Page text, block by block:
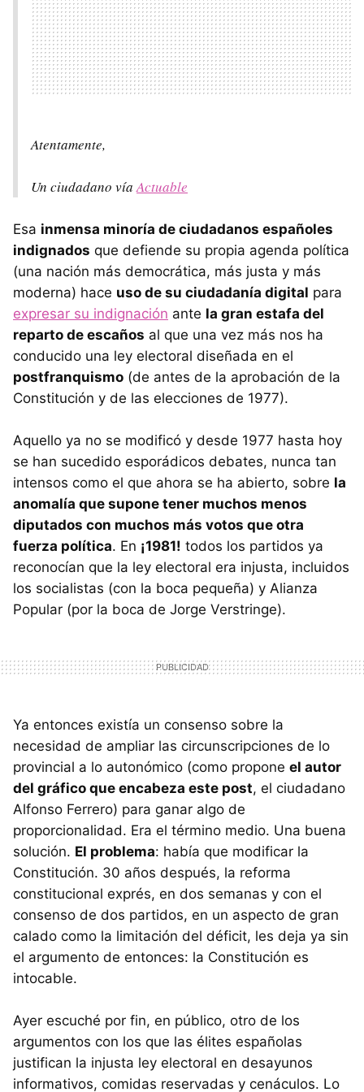
Atentamente,
Un ciudadano víaActuable
Esa inmensa minoría de ciudadanos españoles
indignados que defiende su propia agenda política
(una nación más democrática, más justa y más
moderna) hace uso de su ciudadanía digital para
expresar su indignación ante la gran estafa del
reparto de escaños al que una vez más nos ha
conducido una ley electoral diseñada en el
postfranquismo (de antes de la aprobación de la
Constitución y de las elecciones de 1977).
Aquello ya no se modificó y desde 1977 hasta hoy
se han sucedido esporádicos debates, nunca tan
intensos como el que ahora se ha abierto, sobre la
anomalía que supone tener muchos menos
diputados con muchos más votos que otra
fuerza política. En ¡1981! todos los partidos ya
reconocían que la ley electoral era injusta, incluidos
los socialistas (con la boca pequeña) y Alianza
Popular (por la boca de Jorge Verstringe).
Ya entonces existía un consenso sobre la
necesidad de ampliar las circunscripciones de lo
provincial a lo autonómico (como propone el autor
del gráfico que encabeza este post, el ciudadano
Alfonso Ferrero) para ganar algo de
proporcionalidad. Era el término medio. Una buena
solución. El problema: había que modificar la
Constitución. 30 años después, la reforma
constitucional exprés, en dos semanas y con el
consenso de dos partidos, en un aspecto de gran
calado como la limitación del déficit, les deja ya sin
el argumento de entonces: la Constitución es
intocable.
Ayer escuché por fin, en público, otro de los
argumentos con los que las élites españolas
justifican la injusta ley electoral en desayunos
informativos, comidas reservadas y cenáculos. Lo